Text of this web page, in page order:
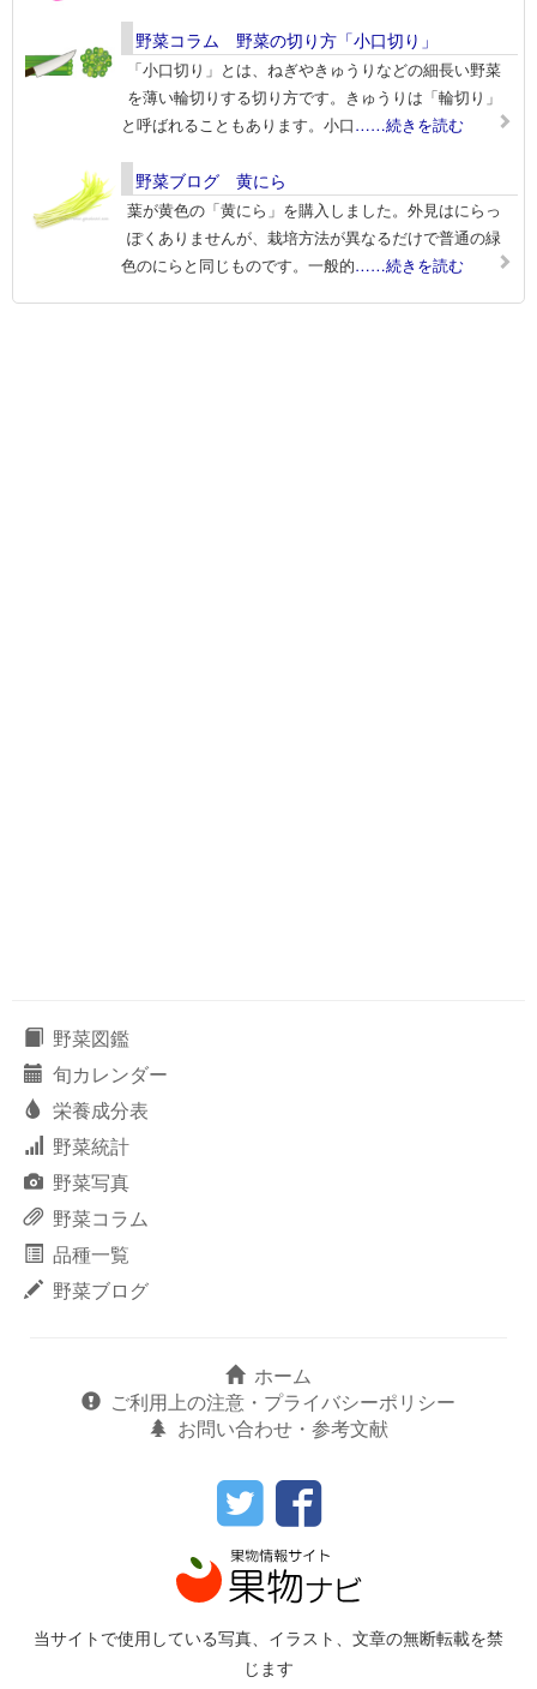
野菜コラム 野菜の切り方「小口切り」
「小口切り」とは、ねぎやきゅうりなどの細長い野菜
を薄い輪切りする切り方です。きゅうりは「輪切り」
と呼ばれることもあります。小口……続きを読む
野菜ブログ 黄にら
葉が黄色の「黄にら」を購入しました。外見はにらっ
ぽくありませんが、栽培方法が異なるだけで普通の緑
色のにらと同じものです。一般的……続きを読む
野菜図鑑
旬カレンダー
栄養成分表
野菜統計
野菜写真
野菜コラム
品種一覧
野菜ブログ
ホーム
ご利用上の注意・プライバシーポリシー
お問い合わせ・参考文献
当サイトで使用している写真、イラスト、文章の無断転載を禁
じます